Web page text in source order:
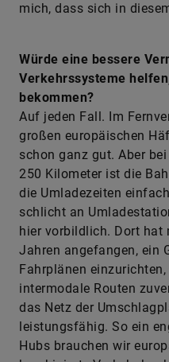
mich, dass sich in
Würde eine bessere
Verkehrssysteme
bekommen?
Auf jeden Fall. Im
großen europäischen
schon ganz gut. Aber
250 Kilometer ist die
die Umladezeiten
schlicht an
hier vorbildlich. Dort hat
Jahren angefangen, ein
Fahrplänen
intermodale Routen
das Netz der
leistungsfähig. So ein
Hubs brauchen wir